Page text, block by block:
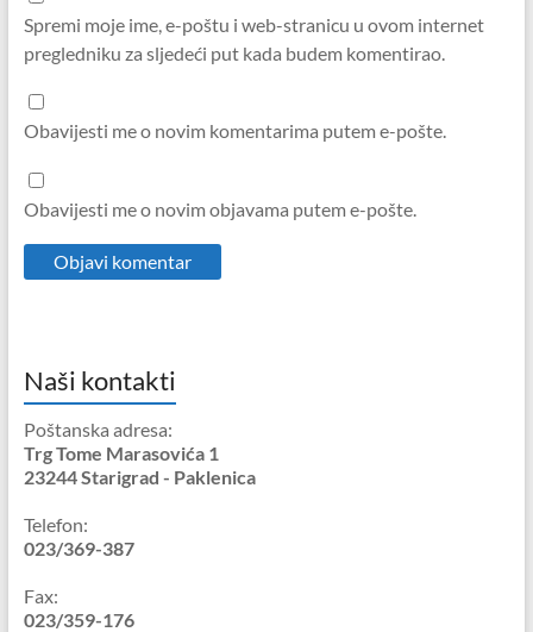
Spremi moje ime, e-poštu i web-stranicu u ovom internet
pregledniku za sljedeći put kada budem komentirao.
Obavijesti me o novim komentarima putem e-pošte.
Obavijesti me o novim objavama putem e-pošte.
Naši kontakti
Poštanska adresa:
Trg Tome Marasovića 1
23244 Starigrad - Paklenica
Telefon:
023/369-387
Fax:
023/359-176